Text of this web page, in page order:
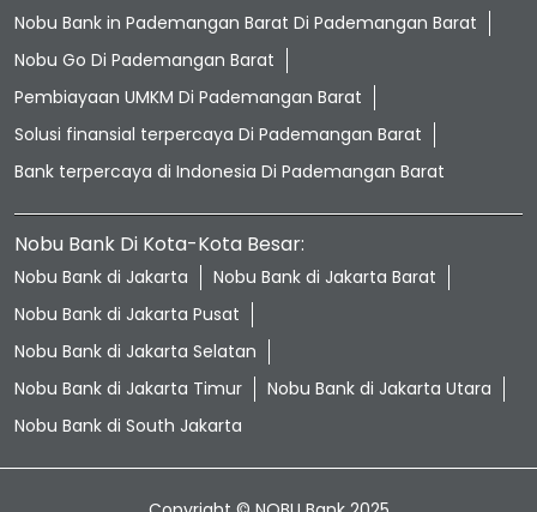
Nobu Bank in Pademangan Barat Di Pademangan Barat
Nobu Go Di Pademangan Barat
Pembiayaan UMKM Di Pademangan Barat
Solusi finansial terpercaya Di Pademangan Barat
Bank terpercaya di Indonesia Di Pademangan Barat
Nobu Bank Di Kota-Kota Besar:
Nobu Bank di Jakarta
Nobu Bank di Jakarta Barat
Nobu Bank di Jakarta Pusat
Nobu Bank di Jakarta Selatan
Nobu Bank di Jakarta Timur
Nobu Bank di Jakarta Utara
Nobu Bank di South Jakarta